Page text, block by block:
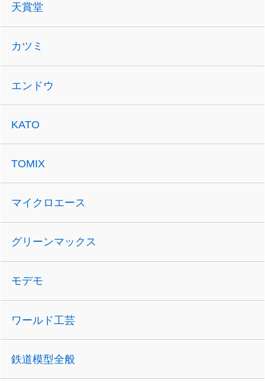
天賞堂
カツミ
エンドウ
KATO
TOMIX
マイクロエース
グリーンマックス
モデモ
ワールド工芸
鉄道模型全般